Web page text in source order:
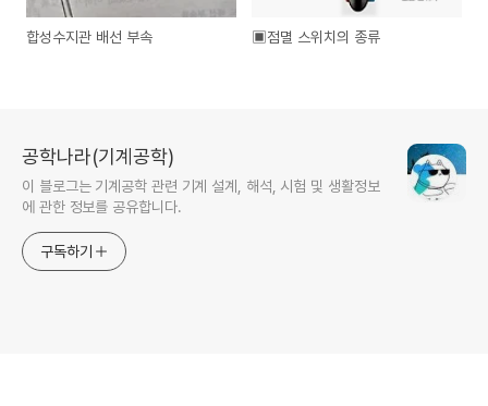
합성수지관 배선 부속 ▣점멸 스위치의 종류
공학나라(기계공학)
이 블로그는 기계공학 관련 기계 설계, 해석, 시험 및 생활정보
에 관한 정보를 공유합니다.
구독하기